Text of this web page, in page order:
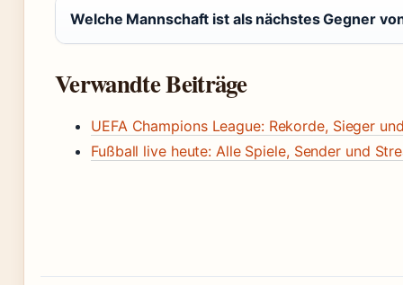
Welche Mannschaft ist als nächstes Gegner
Verwandte Beiträge
UEFA Champions League: Rekorde, Sieger
Fußball live heute: Alle Spiele, Sender und